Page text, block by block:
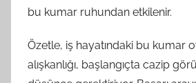
bu kumar ruhundan etkilenir.
Özetle, iş hayatındaki bu kumar
alışkanlığı, başlangıçta cazip